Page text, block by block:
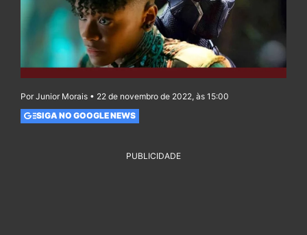
Por Junior Morais • 22 de novembro de 2022, às 15:00
SIGA NO GOOGLE NEWS
PUBLICIDADE